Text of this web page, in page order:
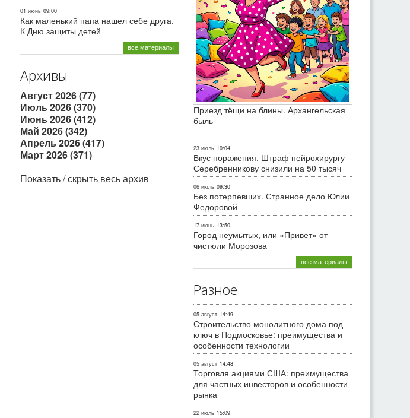
01 июнь 09:00
Как маленький папа нашел себе друга.
К Дню защиты детей
все материалы
Архивы
Август 2026 (77)
Июль 2026 (370)
Июнь 2026 (412)
Май 2026 (342)
Апрель 2026 (417)
Март 2026 (371)
Показать / скрыть весь архив
Приезд тёщи на блины. Архангельская
быль
23 июль 10:04
Вкус поражения. Штраф нейрохирургу
Серебренникову снизили на 50 тысяч
06 июль 09:30
Без потерпевших. Странное дело Юлии
Федоровой
17 июнь 13:50
Город неумытых, или «Привет» от
чистюли Морозова
все материалы
Разное
05 август 14:49
Строительство монолитного дома под
ключ в Подмосковье: преимущества и
особенности технологии
05 август 14:48
Торговля акциями США: преимущества
для частных инвесторов и особенности
рынка
22 июль 15:09